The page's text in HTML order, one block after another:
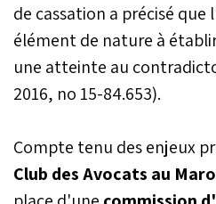
de cassation a précisé que
élément de nature à
une atteinte au
2016, no 15-84.653).
Compte tenu des enjeux
Club des Avocats au